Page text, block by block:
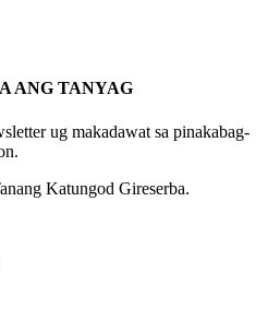
ANG TANYAG
ug makadawat sa pinakabag-
Katungod Gireserba.